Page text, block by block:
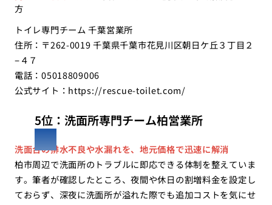
方
トイレ専門チーム 千葉営業所
住所：〒262-0019 千葉県千葉市花見川区朝日ケ丘３丁目２
−４７
電話：05018809006
公式サイト： https://rescue-toilet.com/
5位：洗面所専門チーム柏営業所
洗面台の排水不良や水漏れを、地元価格で迅速に解消
柏市周辺で洗面所のトラブルに即応できる体制を整えていま
す。筆者が確認したところ、夜間や休日の割増料金を設定し
ておらず、深夜に洗面所が溢れた際でも追加コストを気にせ